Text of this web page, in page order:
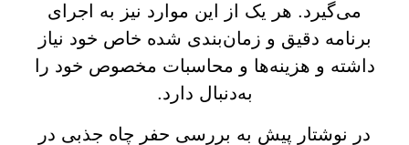
می‌گیرد. هر یک از این موارد نیز به اجرای
برنامه دقیق و زمان‌بندی شده خاص خود نیاز
داشته و هزینه‌ها و محاسبات مخصوص خود را
به‌دنبال دارد.
در نوشتار پیش به بررسی حفر چاه جذبی در